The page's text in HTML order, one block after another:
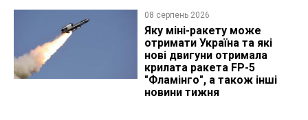
08 серпень 2026
Яку міні-ракету може
отримати Україна та які
нові двигуни отримала
крилата ракета FP-5
"Фламінго", а також інші
новини тижня